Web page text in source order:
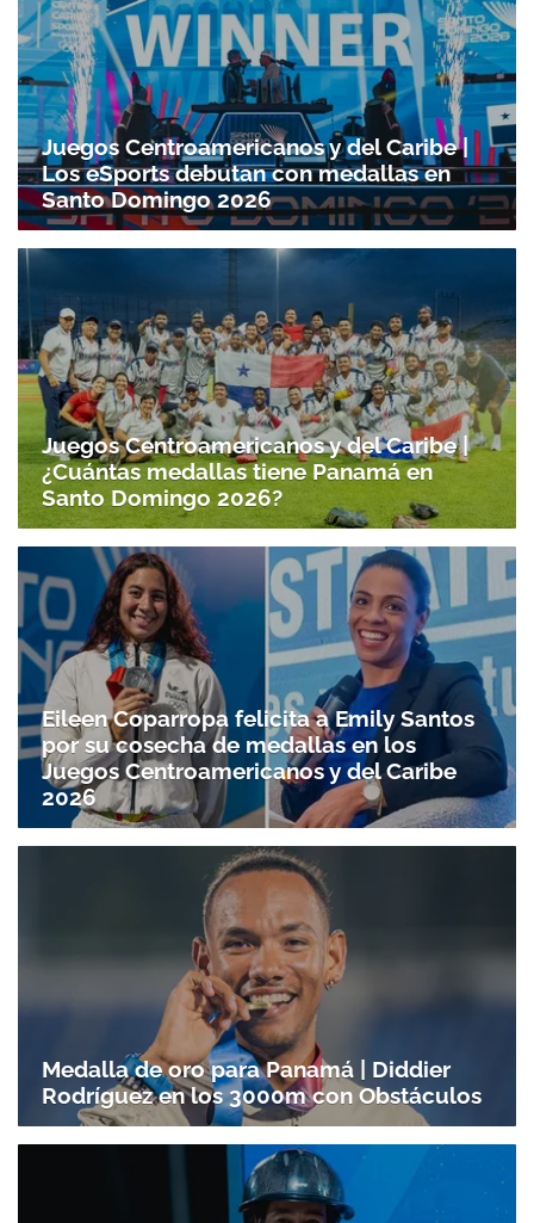
Juegos Centroamericanos y del Caribe |
Los eSports debutan con medallas en
Santo Domingo 2026
Juegos Centroamericanos y del Caribe |
¿Cuántas medallas tiene Panamá en
Santo Domingo 2026?
Eileen Coparropa felicita a Emily Santos
por su cosecha de medallas en los
Juegos Centroamericanos y del Caribe
2026
Medalla de oro para Panamá | Diddier
Rodríguez en los 3000m con Obstáculos